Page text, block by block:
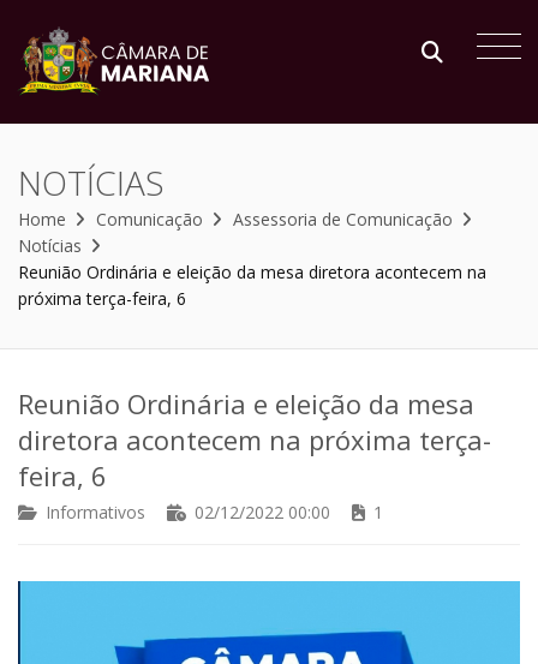
NOTÍCIAS
Home Comunicação
Assessoria de Comunicação
Notícias
Reunião Ordinária e eleição da mesa diretora acontecem na
próxima terça-feira, 6
Reunião Ordinária e eleição da mesa
diretora acontecem na próxima terça-
feira, 6
Informativos 02/12/2022 00:00 1